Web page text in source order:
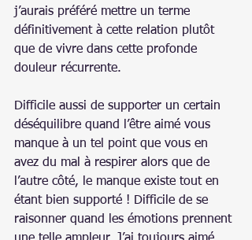
j’aurais préféré mettre un terme
définitivement à cette relation plutôt
que de vivre dans cette profonde
douleur récurrente.
Difficile aussi de supporter un certain
déséquilibre quand l’être aimé vous
manque à un tel point que vous en
avez du mal à respirer alors que de
l’autre côté, le manque existe tout en
étant bien supporté ! Difficile de se
raisonner quand les émotions prennent